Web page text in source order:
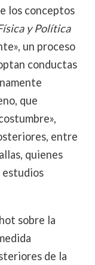
los conceptos
y Política
un proceso
conductas
que
entre
quienes
estudios
sobre la
de la